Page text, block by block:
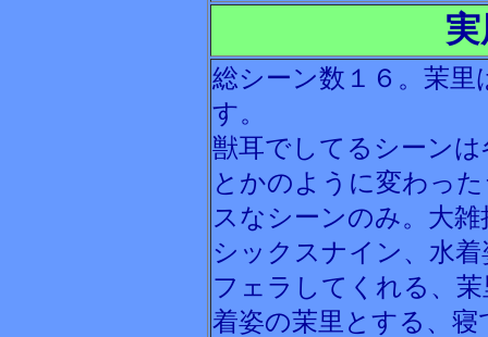
総シーン数１６。茉
す。
獣耳でしてるシーン
とかのように変わっ
スなシーンのみ。大
シックスナイン、水
フェラしてくれる、
着姿の茉里とする、